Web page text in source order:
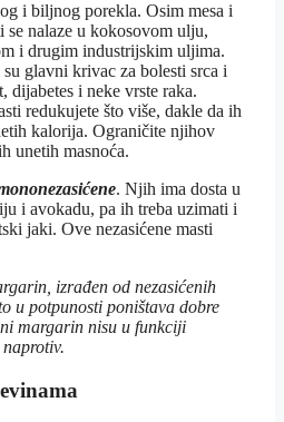
i biljnog porekla. Osim mesa i
se nalaze u kokosovom ulju,
i drugim industrijskim uljima.
glavni krivac za bolesti srca i
dijabetes i neke vrste raka.
redukujete što više, dakle da ih
kalorija. Ograničite njihov
unetih masnoća.
. Njih ima dosta u
i avokadu, pa ih treba uzimati i
jaki. Ove nezasićene masti
izrađen od nezasićenih
u potpunosti poništava dobre
margarin nisu u funkciji